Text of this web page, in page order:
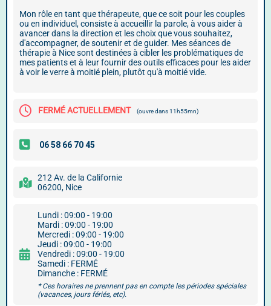
Mon rôle en tant que thérapeute, que ce soit pour les couples
ou en individuel, consiste à accueillir la parole, à vous aider à
avancer dans la direction et les choix que vous souhaitez,
d'accompagner, de soutenir et de guider. Mes séances de
thérapie à Nice sont destinées à cibler les problématiques de
mes patients et à leur fournir des outils efficaces pour les aider
à voir le verre à moitié plein, plutôt qu'à moitié vide.
FERMÉ ACTUELLEMENT (ouvre dans 11h55mn)
212 Av. de la Californie
06200, Nice
Lundi : 09:00 - 19:00
Mardi : 09:00 - 19:00
Mercredi : 09:00 - 19:00
Jeudi : 09:00 - 19:00
Vendredi : 09:00 - 19:00
Samedi : FERMÉ
Dimanche : FERMÉ
* Ces horaires ne prennent pas en compte les périodes spéciales
(vacances, jours fériés, etc).